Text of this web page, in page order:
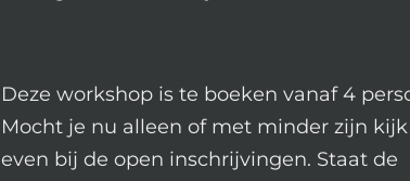
Deze workshop is te boeken vanaf 4
Mocht je nu alleen of met minder zijn
even bij de open inschrijvingen. Staat de